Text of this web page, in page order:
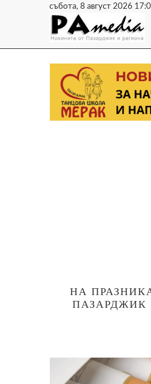
събота, 8 август 2026
НА
ПАЗАРДЖИК